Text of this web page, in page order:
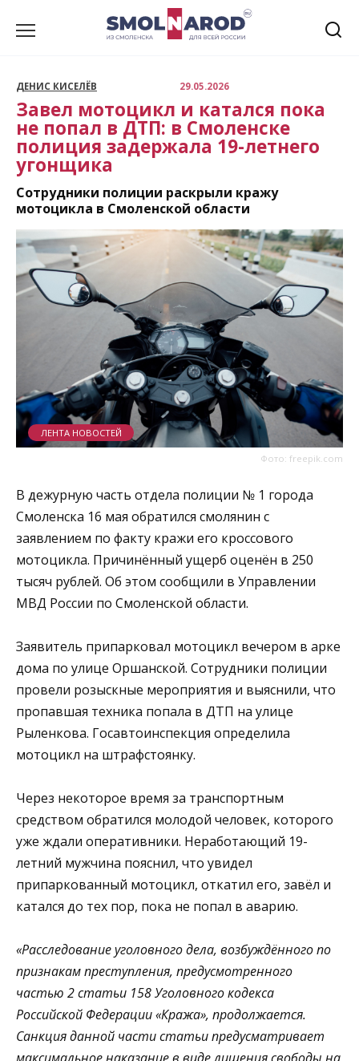
ДЕНИС КИСЕЛЁВ 29.05.2026
Завел мотоцикл и катался пока
не попал в ДТП: в Смоленске
полиция задержала 19-летнего
угонщика
Сотрудники полиции раскрыли кражу
мотоцикла в Смоленской области
Фото: freepik.com
ЛЕНТА НОВОСТЕЙ
В дежурную часть отдела полиции № 1 города
Смоленска 16 мая обратился смолянин с
заявлением по факту кражи его кроссового
мотоцикла. Причинённый ущерб оценён в 250
тысяч рублей. Об этом сообщили в Управлении
МВД России по Смоленской области.
Заявитель припарковал мотоцикл вечером в арке
дома по улице Оршанской. Сотрудники полиции
провели розыскные мероприятия и выяснили, что
пропавшая техника попала в ДТП на улице
Рыленкова. Госавтоинспекция определила
мотоцикл на штрафстоянку.
Через некоторое время за транспортным
средством обратился молодой человек, которого
уже ждали оперативники. Неработающий 19-
летний мужчина пояснил, что увидел
припаркованный мотоцикл, откатил его, завёл и
катался до тех пор, пока не попал в аварию.
«Расследование уголовного дела, возбуждённого по
признакам преступления, предусмотренного
частью 2 статьи 158 Уголовного кодекса
Российской Федерации «Кража», продолжается.
Санкция данной части статьи предусматривает